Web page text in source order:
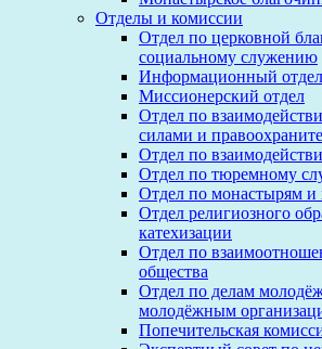
Отделы и комиссии
Отдел по церковной
социальному служению
Информационный отдел
Миссионерский отдел
Отдел по
силами и
Отдел по
Отдел по тюремному
Отдел по монастырям и
Отдел религиозного
катехизации
Отдел по
общества
Отдел по делам
молодёжным
Попечительская